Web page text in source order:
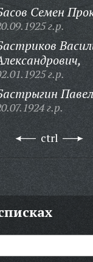
Семен
г.р.
г.р.
г.р.
ctrl